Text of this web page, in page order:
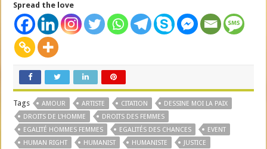
Spread the love
Tags AMOUR ARTISTE CITATION
DESSINE MOI LA PAIX
DROITS DE L'HOMME
DROITS DES FEMMES
EGALITÉ HOMMES FEMMES
EGALITÉS DES CHANCES
EVENT
HUMAN RIGHT
HUMANIST HUMANISTE JUSTICE